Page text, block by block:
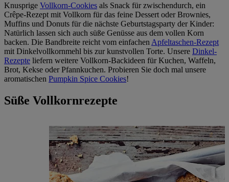
Knusprige Vollkorn-Cookies als Snack für zwischendurch, ein
Crêpe-Rezept mit Vollkorn für das feine Dessert oder Brownies,
Muffins und Donuts für die nächste Geburtstagsparty der Kinder:
Natürlich lassen sich auch süße Genüsse aus dem vollen Korn
backen. Die Bandbreite reicht vom einfachen Apfeltaschen-Rezept
mit Dinkelvollkornmehl bis zur kunstvollen Torte. Unsere Dinkel-
Rezepte liefern weitere Vollkorn-Backideen für Kuchen, Waffeln,
Brot, Kekse oder Pfannkuchen. Probieren Sie doch mal unsere
aromatischen Pumpkin Spice Cookies!
Süße Vollkornrezepte